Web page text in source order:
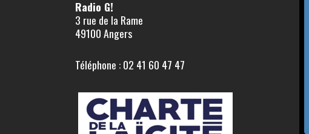
Radio G!
3 rue de la Rame
49100 Angers
Téléphone : 02 41 60 47 47